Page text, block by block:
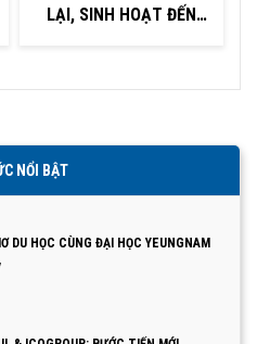
LẠI, SINH HOẠT ĐẾN
NỔI BẬT
DU HỌC CÙNG ĐẠI HỌC YEUNGNAM